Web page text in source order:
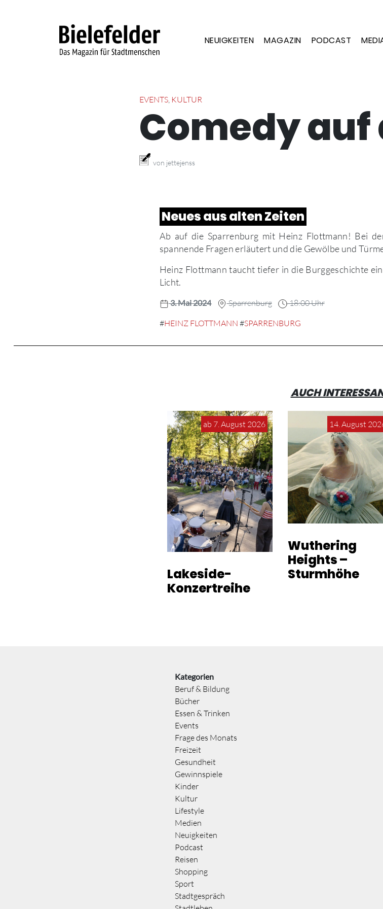
NEUIGKEITEN MAGAZIN PODCAST
EVENTS, KULTUR
Comedy auf
von jettejenss
Neues aus alten Zeiten
Ab auf die Sparrenburg mit Heinz Flottmann! Bei
spannende Fragen erläutert und die Gewölbe und
Heinz Flottmann taucht tiefer in die Burggeschichte
Licht.
3. Mai 2024 Sparrenburg 18:00 Uhr
#HEINZ FLOTTMANN #SPARRENBURG
AUCH
ab 7. August 2026
Lakeside-
Konzertreihe
14. August
Wuthering
Heights –
Sturmhöhe
Kategorien
Beruf & Bildung
Bücher
Essen & Trinken
Events
Frage des Monats
Freizeit
Gesundheit
Gewinnspiele
Kinder
Kultur
Lifestyle
Medien
Neuigkeiten
Podcast
Reisen
Shopping
Sport
Stadtgespräch